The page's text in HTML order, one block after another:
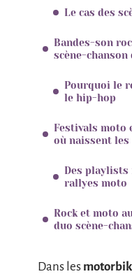
Le cas des
Bandes-son
scène-
Pourquoi le
le hip-hop
Festivals moto
où naissent
Des playlists
rallyes moto
Rock et moto
duo scène-
Dans les